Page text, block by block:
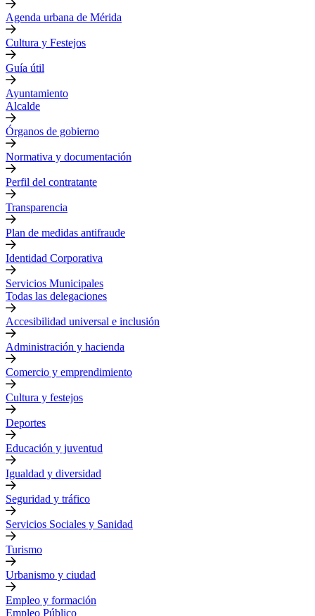
Agenda urbana de Mérida
Cultura y Festejos
Guía útil
Ayuntamiento
Alcalde
Órganos de gobierno
Normativa y documentación
Perfil del contratante
Transparencia
Plan de medidas antifraude
Identidad Corporativa
Servicios Municipales
Todas las delegaciones
Accesibilidad universal e inclusión
Administración y hacienda
Comercio y emprendimiento
Cultura y festejos
Deportes
Educación y juventud
Igualdad y diversidad
Seguridad y tráfico
Servicios Sociales y Sanidad
Turismo
Urbanismo y ciudad
Empleo y formación
Empleo Público